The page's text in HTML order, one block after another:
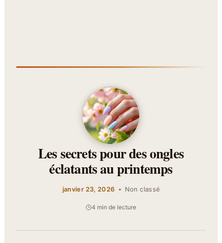
Les secrets pour des ongles
éclatants au printemps
janvier 23, 2026 Non classé
4 min de lecture